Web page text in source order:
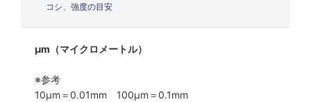
コシ、強度の目安
μm（マイクロメートル）
※参考
10μm＝0.01mm 100μm＝0.1mm